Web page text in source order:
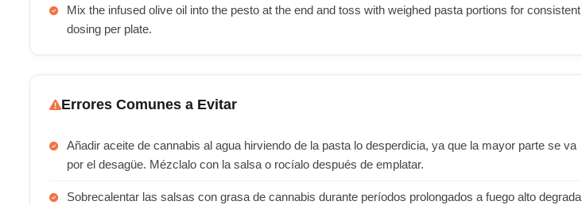
Mix the infused olive oil into the pesto at the end and toss with weighed pasta portions for consistent
dosing per plate.
Errores Comunes a Evitar
Añadir aceite de cannabis al agua hirviendo de la pasta lo desperdicia, ya que la mayor parte se va
por el desagüe. Mézclalo con la salsa o rocíalo después de emplatar.
Sobrecalentar las salsas con grasa de cannabis durante períodos prolongados a fuego alto degrada